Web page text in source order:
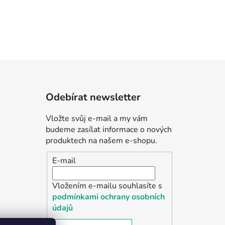
Odebírat newsletter
Vložte svůj e-mail a my vám
budeme zasílat informace o nových
produktech na našem e-shopu.
E-mail
Vložením e-mailu souhlasíte s
podmínkami ochrany osobních
údajů